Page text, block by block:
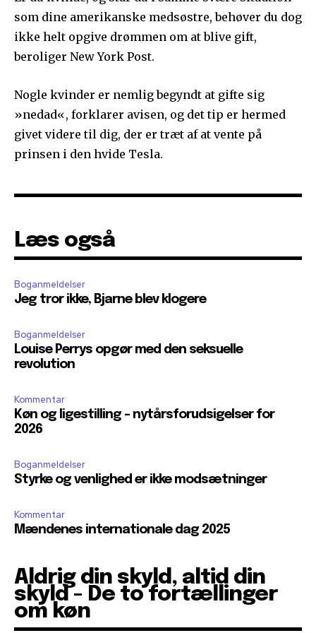
som dine amerikanske medsøstre, behøver du dog
ikke helt opgive drømmen om at blive gift,
beroliger New York Post.
Nogle kvinder er nemlig begyndt at gifte sig
»nedad«, forklarer avisen, og det tip er hermed
givet videre til dig, der er træt af at vente på
prinsen i den hvide Tesla.
Læs også
Boganmeldelser
Jeg tror ikke, Bjarne blev klogere
Boganmeldelser
Louise Perrys opgør med den seksuelle
revolution
Kommentar
Køn og ligestilling – nytårsforudsigelser for
2026
Boganmeldelser
Styrke og venlighed er ikke modsætninger
Kommentar
Mændenes internationale dag 2025
Aldrig din skyld, altid din
skyld - De to fortællinger
om køn